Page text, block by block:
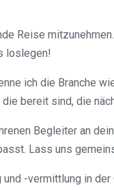
Reise
loslegen!
ich die Branche
bereit sind, die
Begleiter an
Lass uns
-vermittlung in